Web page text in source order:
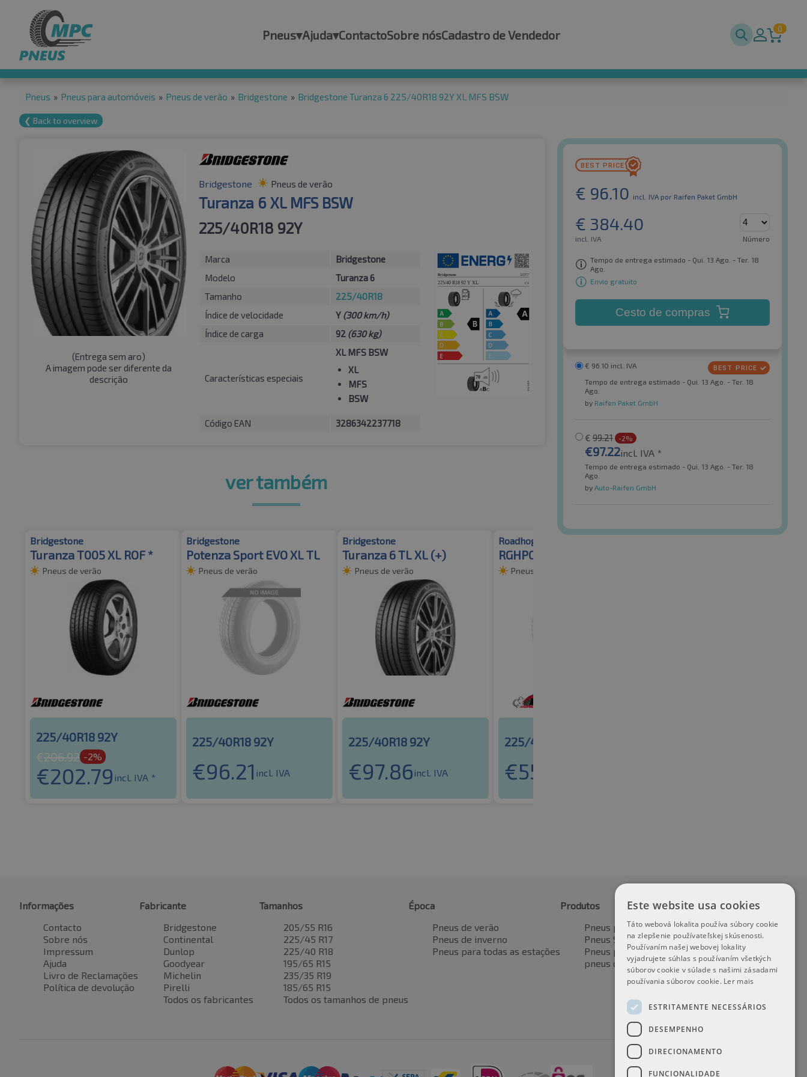
Pneus▾Ajuda▾ContactoSobre nósCadastro de Vendedor 0
Pneus » Pneus para automóveis » Pneus de verão » Bridgestone » Bridgestone Turanza 6 225/40R18 92Y XL MFS BSW
❮ Back to overview
(Entrega sem aro)
A imagem pode ser diferente da
descrição
Bridgestone Pneus de verão
Turanza 6 XL MFS BSW
225/40R18 92Y
Marca
Bridgestone
Modelo
Turanza 6
Tamanho
225/40R18
Índice de velocidade
Y (300 km/h)
Índice de carga
92 (630 kg)
Características especiais
XL MFS BSW
XL
MFS
BSW
Código EAN 3286342237718
€ 96.10 incl. IVA por Raifen Paket GmbH
€ 384.40
incl. IVA Número
Tempo de entrega estimado - Qui. 13 Ago. - Ter. 18
Ago.
Envio gratuito
Cesto de compras
€ 96.10 incl. IVA
Tempo de entrega estimado - Qui. 13 Ago. - Ter. 18
Ago.
by Raifen Paket GmbH
€ 99.21 -2%
€97.22incl. IVA *
Tempo de entrega estimado - Qui. 13 Ago. - Ter. 18
Ago.
by Auto-Raifen GmbH
ver também
Bridgestone
Turanza T005 XL ROF *
Pneus de verão
225/40R18 92Y
€206.92 -2%
€202.79 incl. IVA *
Bridgestone
Potenza Sport EVO XL TL
Pneus de verão
225/40R18 92Y
€96.21 incl. IVA
Bridgestone
Turanza 6 TL XL (+)
Pneus de verão
225/40R18 92Y
€97.86 incl. IVA
Roadhog
RGHP02 TL XL
Pneus de verão
225/40R18 92Y
€55.26
Informações
Contacto
Sobre nós
Impressum
Ajuda
Livro de Reclamações
Política de devolução
Fabricante
Bridgestone
Continental
Dunlop
Goodyear
Michelin
Pirelli
Todos os fabricantes
Tamanhos
205/55 R16
225/45 R17
225/40 R18
195/65 R15
235/35 R19
185/65 R15
Todos os tamanhos de pneus
Época
Pneus de verão
Pneus de inverno
Pneus para todas as estações
Produtos
Pneus para automóveis
Pneus SUV / 4x4
Pneus para veículos de transporte
pneus de motocicleta
Este website usa cookies
Táto webová lokalita používa súbory cookie
na zlepšenie používateľskej skúsenosti.
Používaním našej webovej lokality
vyjadrujete súhlas s používaním všetkých
súborov cookie v súlade s našimi zásadami
používania súborov cookie. Ler mais
ESTRITAMENTE NECESSÁRIOS
DESEMPENHO
DIRECIONAMENTO
FUNCIONALIDADE